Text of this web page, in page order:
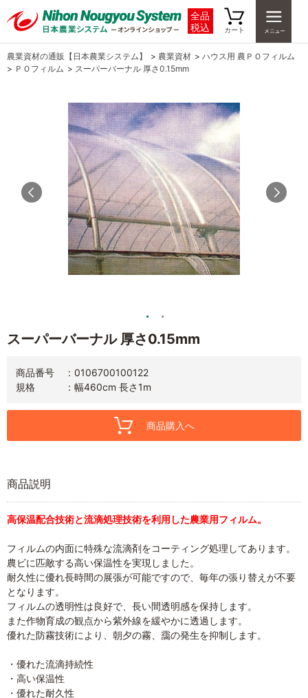
全品
税込
カート
農業資材の通販【日本農業システム】 > 農業資材 > ハウス用 農ＰＯフィルム
> ＰＯフィルム > スーパーバーナル 厚さ0.15mm
スーパーバーナル 厚さ0.15mm
商品番号
0106700100122
規格
幅460cm 長さ1m
商品購入へ
商品説明
高保温配合技術と流滴処理技術を利用した農業用フィルム。
フィルムの内面に特殊な流滴剤をコーティング処理してあります。
農ビに匹敵する高い保温性を実現しました。
耐久性に優れ長時間の展張が可能ですので、毎年の張り替えが不要
となります。
フィルムの透明性は良好で、長い間透明感を保持します。
また作物育成の観点から紫外線を緩やかに透過します。
優れた防霧技術により、朝夕の霧、靄の発生を抑制します。
・優れた流滴持続性
・高い保温性
・優れた耐久性